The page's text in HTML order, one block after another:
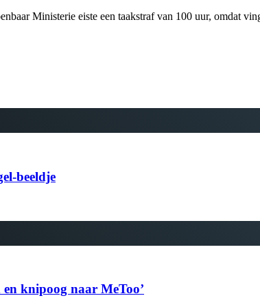
Ministerie eiste een taakstraf van 100 uur, omdat
beeldje
knipoog naar MeToo’